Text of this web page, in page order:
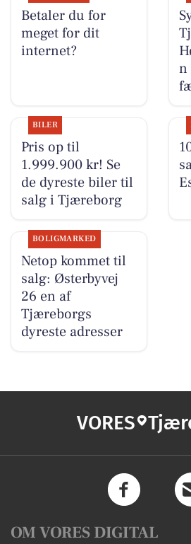
Betaler du for
meget for dit
internet?
n
BILER
Pris op til
1.999.900 kr! Se
de dyreste biler til
salg i Tjæreborg
BOLIGMARKED
Netop kommet til
salg: Østerbyvej
26 en af
Tjæreborgs
dyreste adresser
VORES
OM VORES DIGITAL